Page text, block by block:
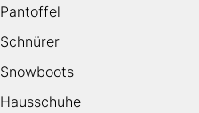
Pantoffel
Schnürer
Snowboots
Hausschuhe